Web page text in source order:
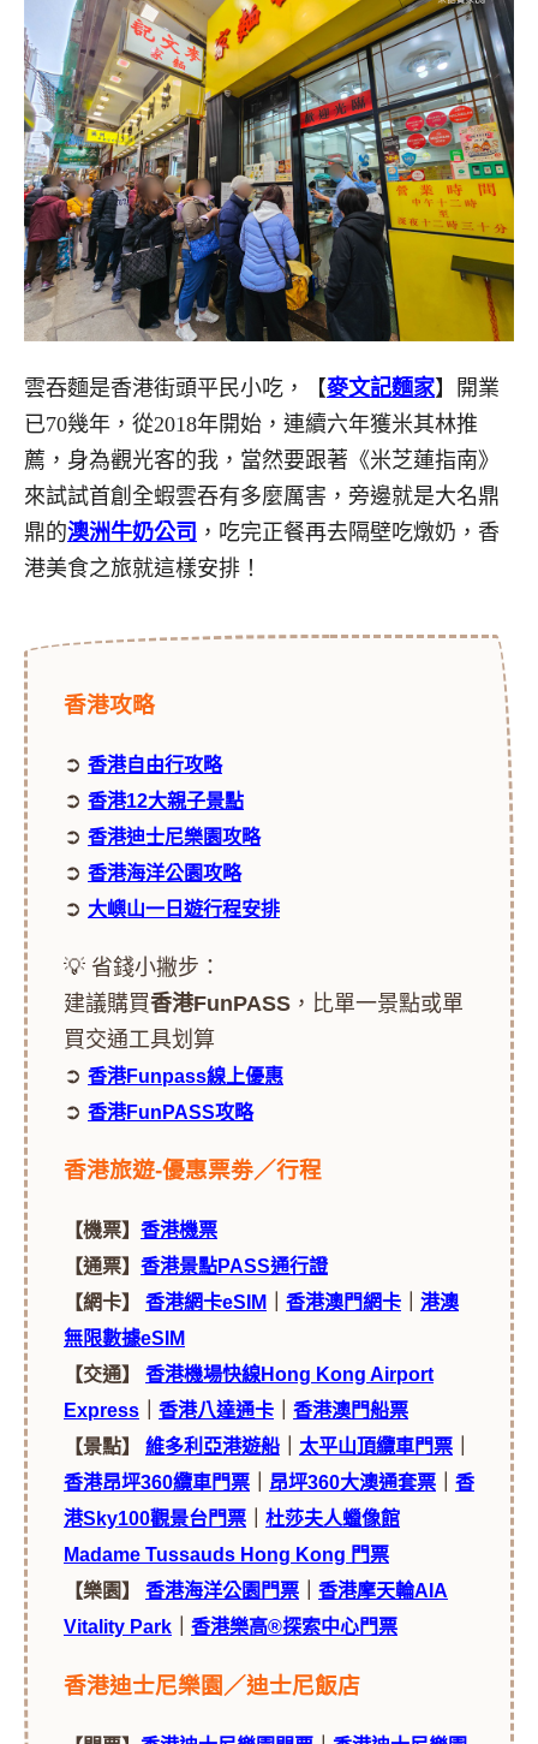
雲吞麵是香港街頭平民小吃，【麥文記麵家】開業
已70幾年，從2018年開始，連續六年獲米其林推
薦，身為觀光客的我，當然要跟著《米芝蓮指南》
來試試首創全蝦雲吞有多麼厲害，旁邊就是大名鼎
鼎的澳洲牛奶公司 ，吃完正餐再去隔壁吃燉奶，香
港美食之旅就這樣安排！
香港攻略
➲ 香港自由行攻略
➲ 香港12大親子景點
➲ 香港迪士尼樂園攻略
➲ 香港海洋公園攻略
➲ 大嶼山一日遊行程安排
💡 省錢小撇步：
建議購買香港FunPASS ，比單一景點或單
買交通工具划算
➲ 香港Funpass線上優惠
➲ 香港FunPASS攻略
香港旅遊-優惠票劵／行程
【機票】 香港機票
【通票】 香港景點PASS通行證
【網卡】 香港網卡eSIM 香港澳門網卡
港澳
無限數據eSIM
【交通】 香港機場快線Hong Kong Airport
Express
香港八達通卡
香港澳門船票
【景點】 維多利亞港遊船 太平山頂纜車門票
香港昂坪360纜車門票
昂坪360大澳通套票
香
港Sky100觀景台門票
杜莎夫人蠟像館
Madame Tussauds Hong Kong 門票
【樂園】 香港海洋公園門票
香港摩天輪AIA
Vitality Park
香港樂高®探索中心門票
香港迪士尼樂園／迪士尼飯店